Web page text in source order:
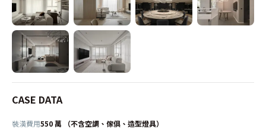
CASE DATA
裝潢費用550 萬 （不含空調、傢俱、造型燈具）